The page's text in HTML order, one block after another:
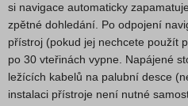
si navigace automaticky
zpětné dohledání. Po odpojení
přístroj (pokud jej nechcete použít
po 30 vteřinách vypne. Napájené
ležících kabelů na palubní desce
instalaci přístroje není nutné